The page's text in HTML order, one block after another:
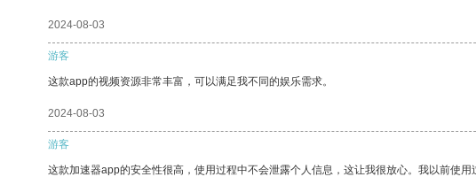
2024-08-03
游客
这款app的视频资源非常丰富，可以满足我不同的娱乐需求。
2024-08-03
游客
这款加速器app的安全性很高，使用过程中不会泄露个人信息，这让我很放心。我以前使